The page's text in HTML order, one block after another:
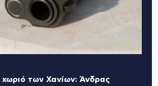
των Χανίων: Άνδρας